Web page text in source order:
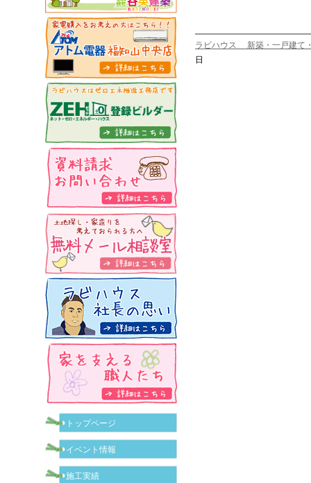
ラビハウス 新築・一戸建て
日
トップページ
イベント情報
施工実績